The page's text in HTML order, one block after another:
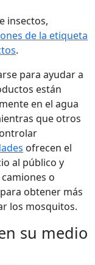
insectos,
de la etiqueta
.
para ayudar a
están
en el agua
que otros
ofrecen el
al público y
o
obtener más
los mosquitos.
su medio